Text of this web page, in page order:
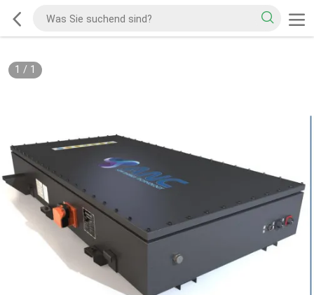
1 / 1